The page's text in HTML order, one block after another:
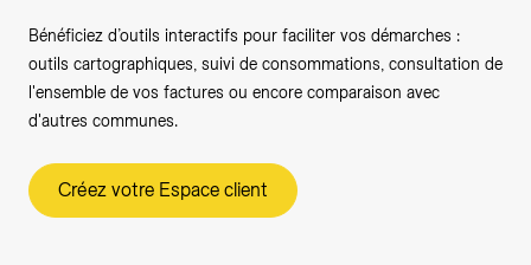
Bénéficiez d’outils interactifs pour faciliter vos démarches :
outils cartographiques, suivi de consommations, consultation de
l'ensemble de vos factures ou encore comparaison avec
d'autres communes.
Créez votre Espace client